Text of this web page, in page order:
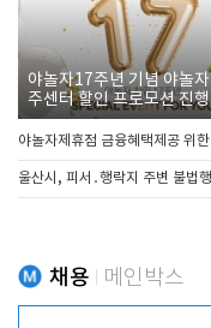
야놀자17주년 기념 야놀
주센터 할인 프로모션 진행
야놀자제휴점 금융혜택제공 위
울산시, 피서․행락지 주변 불법
채용 메인박스